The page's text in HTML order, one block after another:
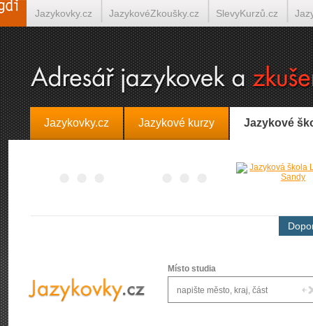
Jazykovky.cz Jazykové kurzy Jazykové
Místo studia
Jazykovky.cz JazykovéZkoušky.cz SlevyKurzů.cz
Španělština on-line Italština on-line Tlumočení-